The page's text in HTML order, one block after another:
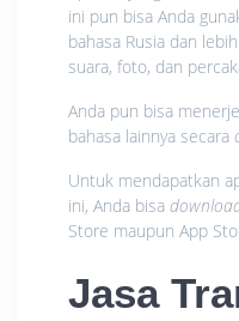
ini pun bisa Anda
bahasa Rusia dan
suara, foto, dan
Anda pun bisa
bahasa lainnya secara
Untuk mendapatkan
ini, Anda bisa
Store maupun App
Jasa